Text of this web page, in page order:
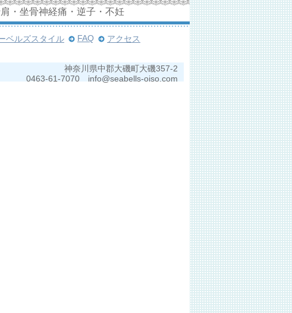
・坐骨神経痛・逆子・不妊
神奈川県中郡大磯町大磯357-2
0463-61-7070 info@seabells-oiso.com
ベルズスタイル FAQ
アクセス